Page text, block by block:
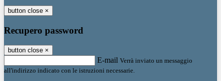
button close ×
Recupero password
button close ×
E-mail Verrà inviato un messaggio
all'indirizzo indicato con le istruzioni necessarie.